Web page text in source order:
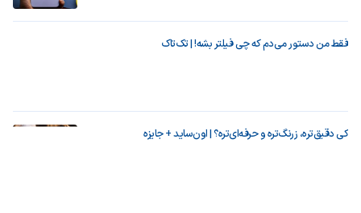
فقط من دستور می‌دم که چی فیلتر بشه! | تک‌تاک
کی دقیق‌تره، زرنگ‌تره و حرفه‌ای‌تره؟ | اون‌ساید + جایزه